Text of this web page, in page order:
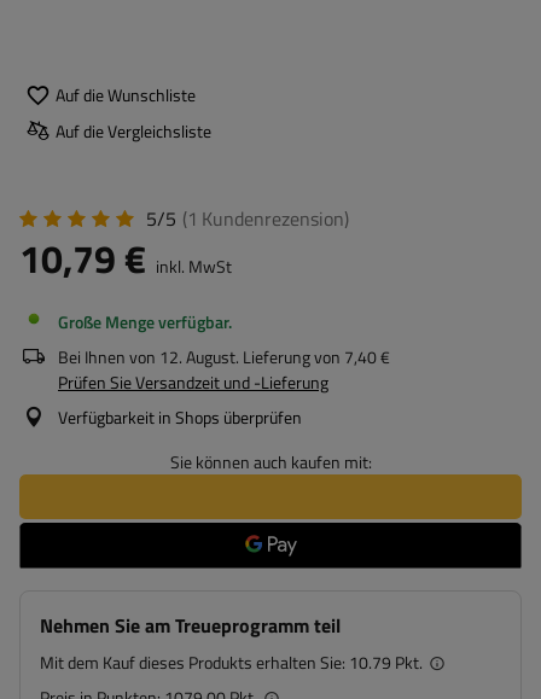
Auf die Wunschliste
Auf die Vergleichsliste
5/5 (1 Kundenrezension)
10,79 € inkl. MwSt
Große Menge verfügbar
Bei Ihnen von 12. August. Lieferung von 7,40 €
Prüfen Sie Versandzeit und -Lieferung
Verfügbarkeit in Shops überprüfen
Sie können auch kaufen mit:
Nehmen Sie am Treueprogramm teil
Mit dem Kauf dieses Produkts erhalten Sie: 10.79 Pkt.